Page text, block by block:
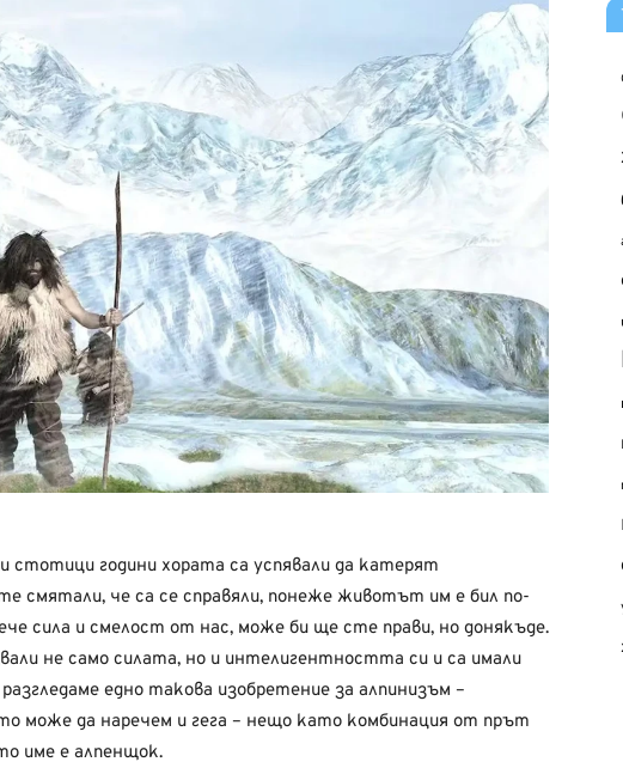
стотици години хората са успявали да катерят
смятали, че са се справяли, понеже животът им е бил по-
сила и смелост от нас, може би ще сте прави, но донякъде.
не само силата, но и интелигентността си и са имали
едно такова изобретение за алпинизъм –
може да наречем и гега – нещо като комбинация от прът
име е алпенщок.